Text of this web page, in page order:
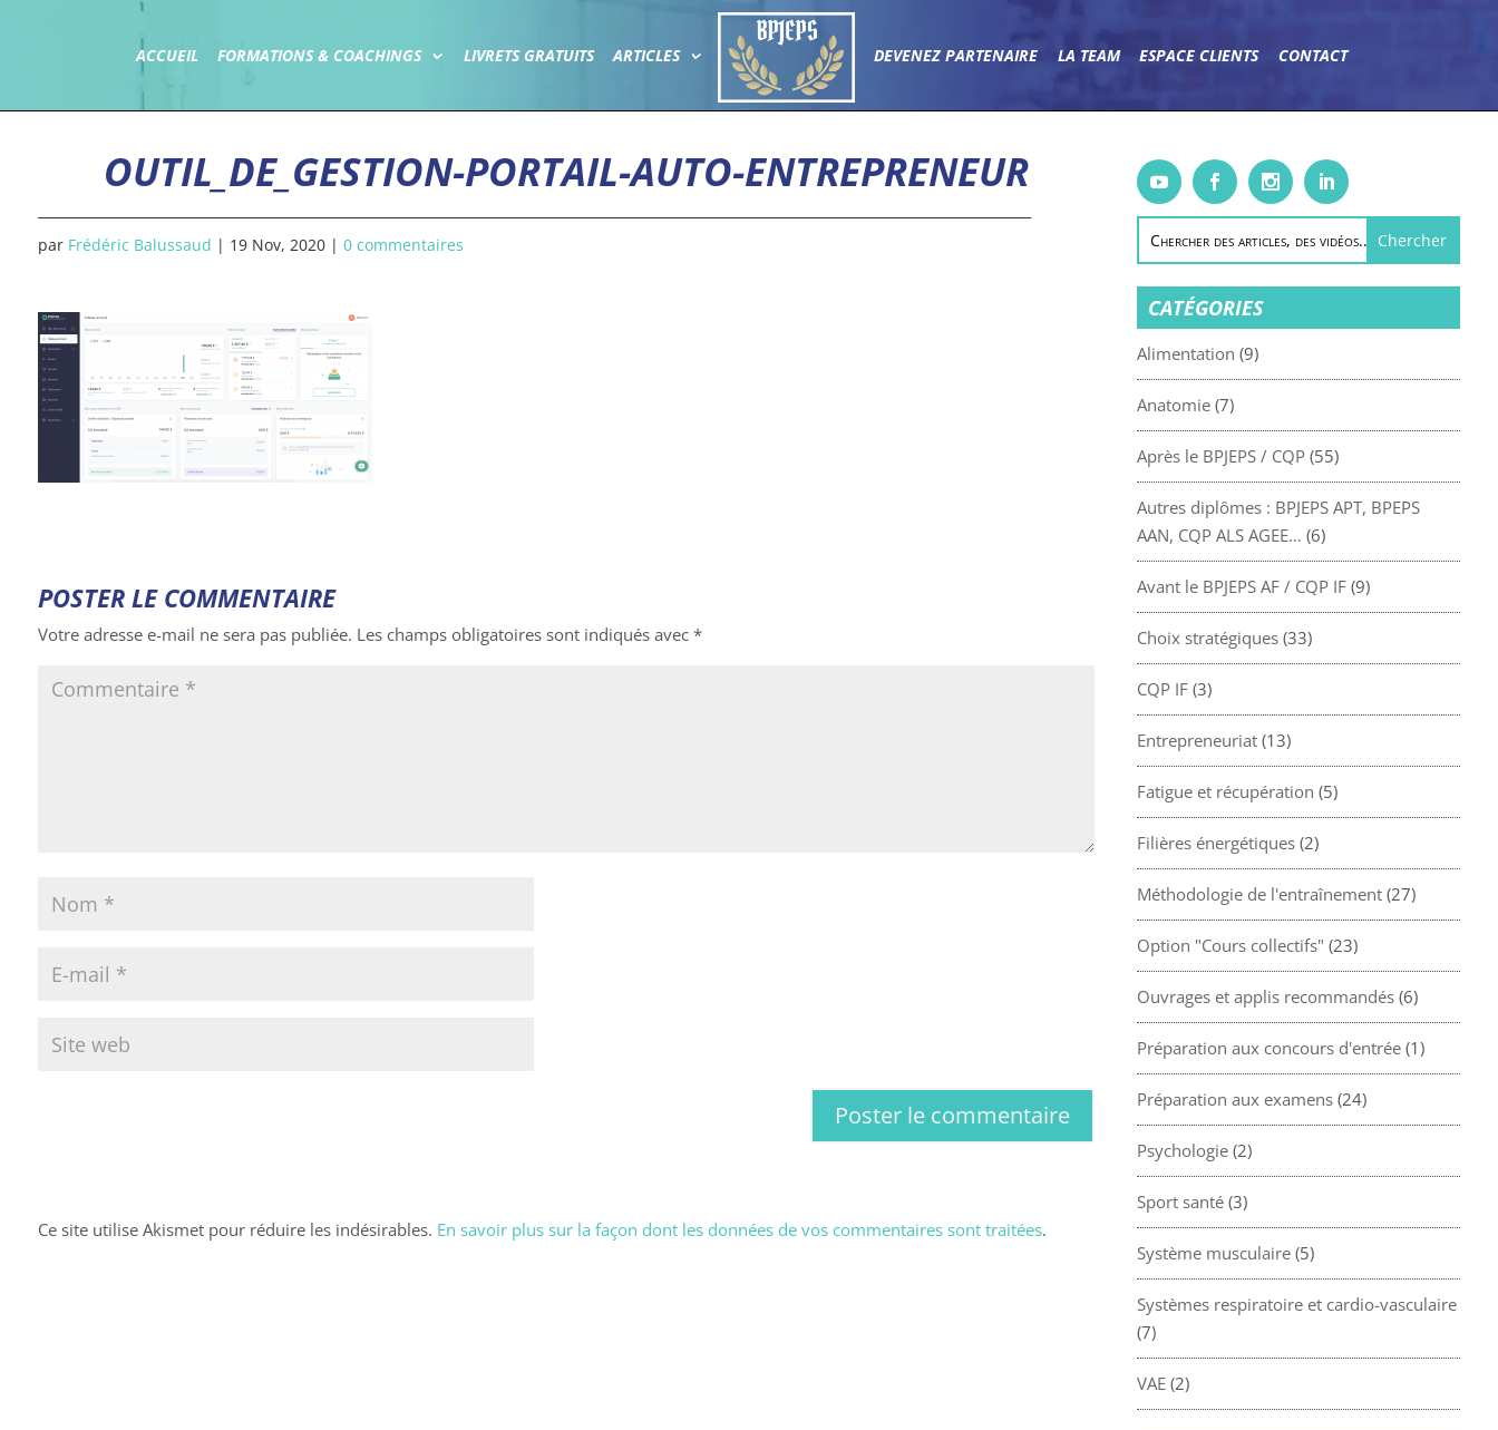
ACCUEIL FORMATIONS & COACHINGS LIVRETS GRATUITS ARTICLES DEVENEZ PARTENAIRE LA TEAM ESPACE CLIENTS CONTACT
OUTIL_DE_GESTION-PORTAIL-AUTO-ENTREPRENEUR
par Frédéric Balussaud | 19 Nov, 2020| 0 commentaires
POSTER LE COMMENTAIRE
Votre adresse e-mail ne sera pas publiée. Les champs obligatoires sont indiqués avec *
Ce site utilise Akismet pour réduire les indésirables. En savoir plus sur la façon dont les données de vos commentaires sont traitées.
CATÉGORIES
Alimentation (9)
Anatomie(7)
Après le BPJEPS / CQP(55)
Autres diplômes : BPJEPS APT, BPEPS
AAN, CQP ALS AGEE… (6)
Avant le BPJEPS AF / CQP IF(9)
Choix stratégiques(33)
CQP IF(3)
Entrepreneuriat(13)
Fatigue et récupération (5)
Filières énergétiques(2)
Méthodologie de l'entraînement(27)
Option "Cours collectifs" (23)
Ouvrages et applis recommandés(6)
Préparation aux concours d'entrée(1)
Préparation aux examens(24)
Psychologie(2)
Sport santé(3)
Système musculaire(5)
Systèmes respiratoire et cardio-vasculaire
(7)
VAE(2)